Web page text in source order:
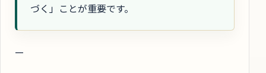
づく」ことが重要です。
—